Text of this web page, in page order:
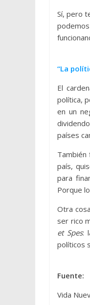
Sí, pero
“La
El
política,
en un
países
También
país,
para
Porque
Otra
ser rico
et Spes:
políticos
Fuente:
Vida